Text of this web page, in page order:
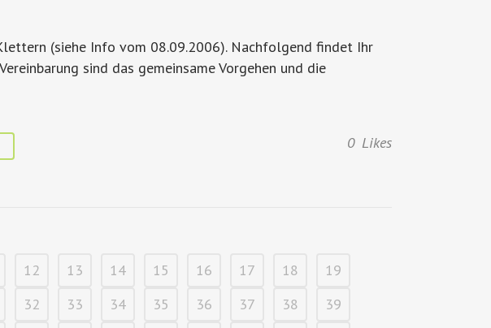
(siehe Info vom 08.09.2006). Nachfolgend findet Ihr
sind das gemeinsame Vorgehen und die
0 Likes
12 13 14 15 16 17 18
19
32 33 34 35 36 37 38
39